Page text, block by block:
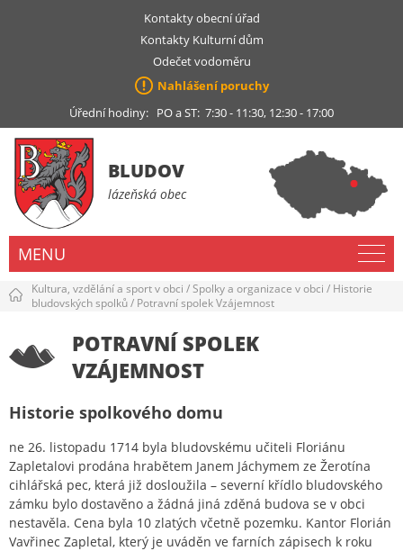
Kontakty obecní úřad
Kontakty Kulturní dům
Odečet vodoměru
Nahlášení poruchy
Úřední hodiny: PO a ST: 7:30 - 11:30, 12:30 - 17:00
BLUDOV
lázeňská obec
MENU
Kultura, vzdělání a sport v obci /Spolky a organizace v obci / Historie
bludovských spolků/ Potravní spolek Vzájemnost
POTRAVNÍ SPOLEK
VZÁJEMNOST
Historie spolkového domu
ne 26. listopadu 1714 byla bludovskému učiteli Floriánu
Zapletalovi prodána hrabětem Janem Jáchymem ze Žerotína
cihlářská pec, která již dosloužila – severní křídlo bludovského
zámku bylo dostavěno a žádná jiná zděná budova se v obci
nestavěla. Cena byla 10 zlatých včetně pozemku. Kantor Florián
Vavřinec Zapletal, který je uváděn ve farních zápisech k roku